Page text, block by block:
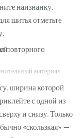
наизнанку.
шитья отметьте
материал
ширина которой
с одной из
и снизу. Только
«скользкая» —